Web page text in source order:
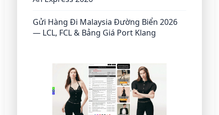
Gửi Hàng Đi Malaysia Đường Biển 2026
— LCL, FCL & Bảng Giá Port Klang